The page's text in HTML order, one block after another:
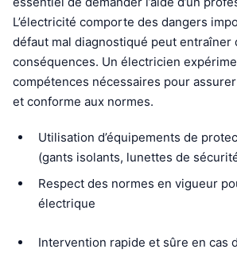
L’électricité comporte des dangers
défaut mal diagnostiqué peut entraîner
conséquences. Un électricien
compétences nécessaires pour
et conforme aux normes.
Utilisation d’équipements de
(gants isolants, lunettes de
Respect des normes en vigueur
électrique
Intervention rapide et sûre en cas